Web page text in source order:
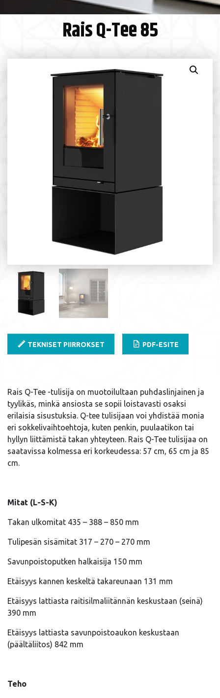
Rais Q-Tee 85
TEKNISET PIIRROKSET PDF-ESITE
Rais Q-Tee -tulisija on muotoilultaan puhdaslinjainen ja
tyylikäs, minkä ansiosta se sopii loistavasti osaksi
erilaisia sisustuksia. Q-tee tulisijaan voi yhdistää monia
eri sokkelivaihtoehtoja, kuten penkin, puulaatikon tai
hyllyn liittämistä takan yhteyteen. Rais Q-Tee tulisijaa on
saatavissa kolmessa eri korkeudessa: 57 cm, 65 cm ja 85
cm.
Mitat (L-S-K)
Takan ulkomitat 435 – 388 – 850 mm
Tulipesän sisämitat 317 – 270 – 270 mm
Savunpoistoputken halkaisija 150 mm
Etäisyys kannen keskeltä takareunaan 131 mm
Etäisyys lattiasta raitisilmaliitännän keskustaan (seinä)
390 mm
Etäisyys lattiasta savunpoistoaukon keskustaan
(päältäliitos) 842 mm
Teho